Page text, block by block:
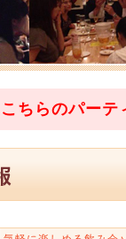
こちらのパーテ